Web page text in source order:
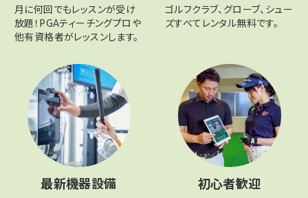
月に何回でもレッスンが受け
放題！PGAティーチングプロや
他有資格者がレッスンします。
ゴルフクラブ、グローブ、シュー
ズすべてレンタル無料です。
最新機器設備 初心者歓迎